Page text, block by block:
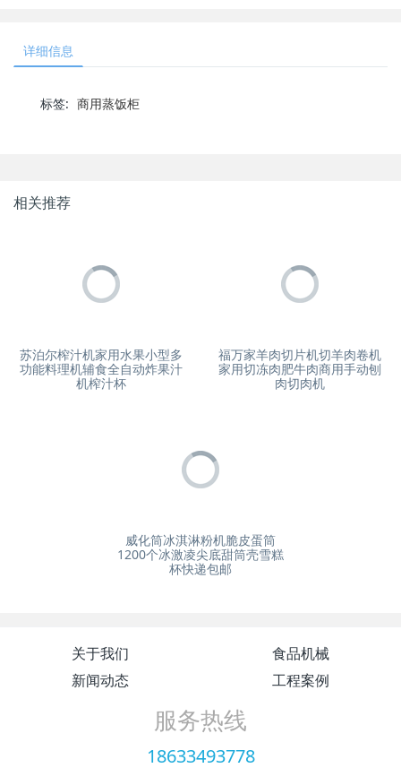
详细信息
标签: 商用蒸饭柜
相关推荐
苏泊尔榨汁机家用水果小型多
功能料理机辅食全自动炸果汁
机榨汁杯
福万家羊肉切片机切羊肉卷机
家用切冻肉肥牛肉商用手动刨
肉切肉机
威化筒冰淇淋粉机脆皮蛋筒
1200个冰激凌尖底甜筒壳雪糕
杯快递包邮
关于我们
食品机械
新闻动态
工程案例
服务热线
18633493778